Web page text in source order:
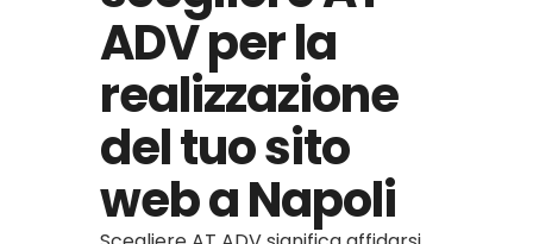
ADV per la
realizzazione
del tuo sito
web a Napoli